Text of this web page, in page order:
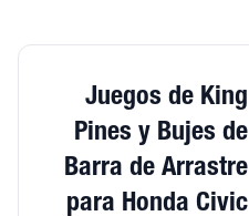
Juegos de King
Pines y Bujes de
Barra de Arrastre
para Honda Civic